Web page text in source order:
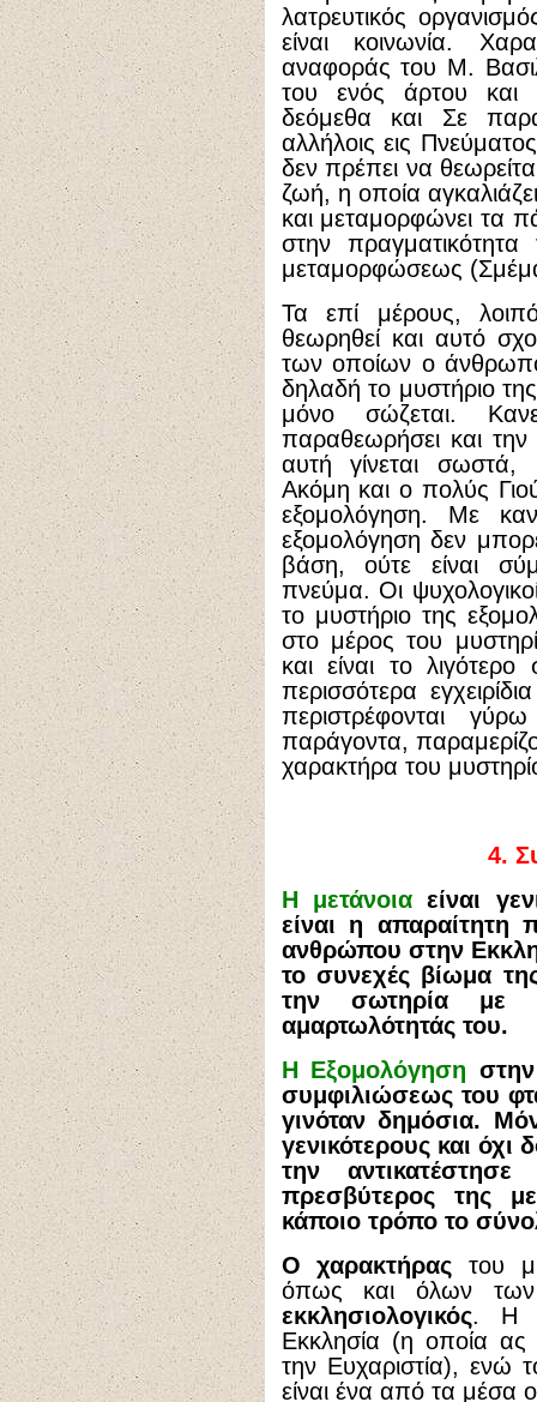
λατρευτικός
είναι κοινωνία.
αναφοράς του Μ.
του ενός άρτου και
δεόμεθα και Σε
αλλήλοις εις
δεν πρέπει να
ζωή, η οποία
και μεταμορφώνει τα
στην
μεταμορφώσεως
Τα επί μέρους,
θεωρηθεί και αυτό
των οποίων ο
δηλαδή το μυστήριο
μόνο σώζεται.
παραθεωρήσει και
αυτή γίνεται
Ακόμη και ο πολύς
εξομολόγηση. Με
εξομολόγηση δεν
βάση, ούτε είναι
πνεύμα. Οι
το μυστήριο της
στο μέρος του
και είναι το
περισσότερα
περιστρέφονται
παράγοντα,
χαρακτήρα του
4.
Η μετάνοιαείναι
είναι η απαραίτητη
ανθρώπου στην
το συνεχές βίωμα
την σωτηρία με
αμαρτωλότητάς του.
Η Εξομολόγηση
συμφιλιώσεως του
γινόταν δημόσια.
γενικότερους και όχι
την
πρεσβύτερος της
κάποιο τρόπο το
Ο χαρακτήρας του
όπως και όλων των
εκκλησιολογικός. Η
Εκκλησία (η οποία ας
την Ευχαριστία), ενώ
είναι ένα από τα μέσα